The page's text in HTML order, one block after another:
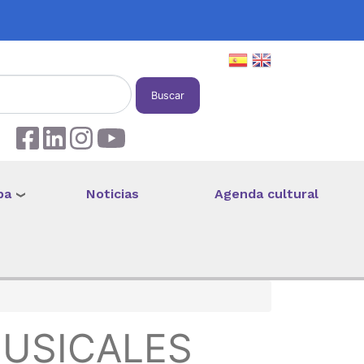
Buscar
Noticias Agenda cultural